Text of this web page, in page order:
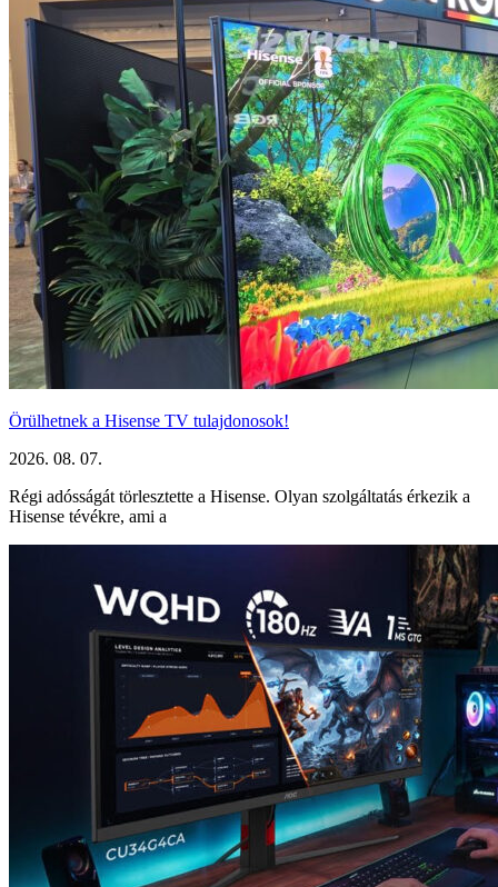
Örülhetnek a Hisense TV tulajdonosok!
2026. 08. 07.
Régi adósságát törlesztette a Hisense. Olyan szolgáltatás érkezik a
Hisense tévékre, ami a